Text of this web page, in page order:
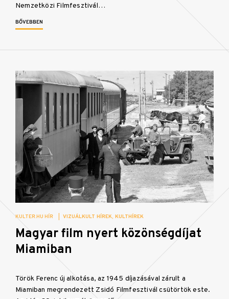
Nemzetközi Filmfesztivál…
BŐVEBBEN
KULTER.HU HÍR VIZUÁLKULT HÍREK KULTHÍREK
Magyar film nyert közönségdíjat
Miamiban
Török Ferenc új alkotása, az 1945 díjazásával zárult a
Miamiban megrendezett Zsidó Filmfesztivál csütörtök este.